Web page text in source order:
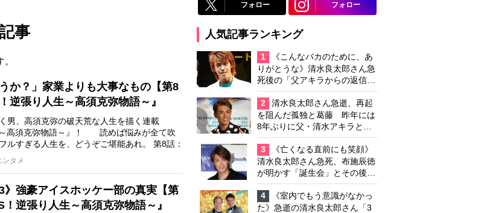
事
か？」家業よりも大事なもの【第8
逆張り人生～高須克弥物語～』
男、高須克弥の破天荒な人生を描く連載
～高須克弥物語～』！ 読めば悩みが全て吹
ルすぎる人生を、どうぞご堪能あれ。 第8話：
ンタメ
》強豪アイスホッケー部の真実【第
逆張り人生～高須克弥物語～』
フォロー フォロー
人気記事ランキング
1
《こんなバカのために、あ
りがとうな》清水良太郎さん急
死後の「父アキラからの返信」
布施辰徳が涙で明かす「順番が
違う」
2
清水良太郎さん急逝、再起
を阻んだ孤独と葛藤 昨年には
8年ぶりに父・清水アキラと共
演、本格的な活動再開に向かっ
ていたが…周囲が懸念していた
「不安定なところ」
3
《亡くなる直前にも笑顔》
清水良太郎さん急死、布施辰徳
が明かす「誕生会」とその後の
メッセージ
4
《室内でもう意識がなかっ
た》急逝の清水良太郎さん「3